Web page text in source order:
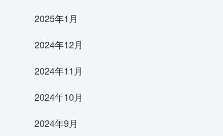
2025年1月
2024年12月
2024年11月
2024年10月
2024年9月